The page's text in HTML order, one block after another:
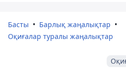
Басты
Барлық жаңалықтар
Оқиғалар туралы жаңалықтар